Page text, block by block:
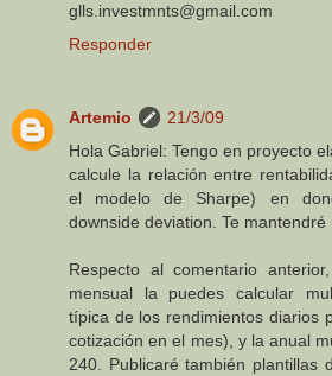
glls.investmnts@gmail.com
Responder
Artemio
21/3/09
Hola Gabriel: Tengo en proyecto
calcule la relación entre
el modelo de Sharpe) en
downside deviation. Te mantendré
Respecto al comentario
mensual la puedes calcular
típica de los rendimientos diarios
cotización en el mes), y la anual
240. Publicaré también plantillas